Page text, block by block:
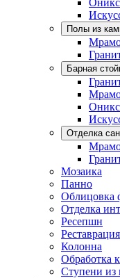
Оникс
Полы из
Барная
Оникс
Отделка
Мозаика
Панно
Облицовка
Отделка
Ресепшн
Колонна
Обработка
Ступени из